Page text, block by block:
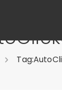
Tag: